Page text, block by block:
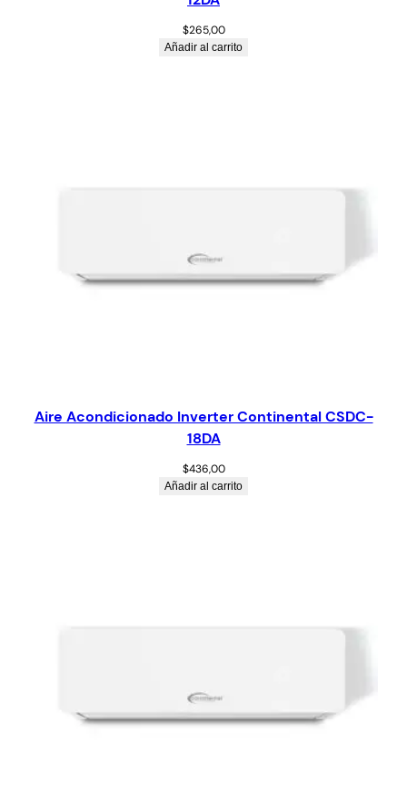
$265,00
Añadir al carrito
Aire Acondicionado Inverter Continental CSDC-
18DA
$436,00
Añadir al carrito